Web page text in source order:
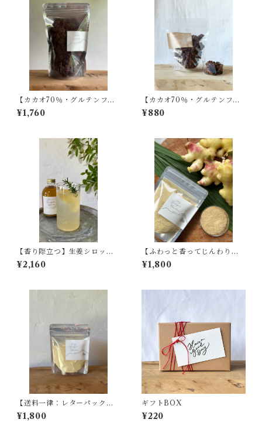
【カカオ70％・グルテンフリ
ー】チョコグラノーラ(200g)
¥1,760
【カカオ70％・グルテンフリ
ー】チョコグラノーラ(90g)
¥880
【香り際立つ】生姜シロップ
(約19杯分)- 290ml-
¥2,160
【ふわっと香ってじんわり温
まる】ジンジャーパウダー(10
0g)
¥1,800
【送料一律：レターパック
便】ジンジャーパウダー(100
g)
¥1,800
ギフトBOX
¥220